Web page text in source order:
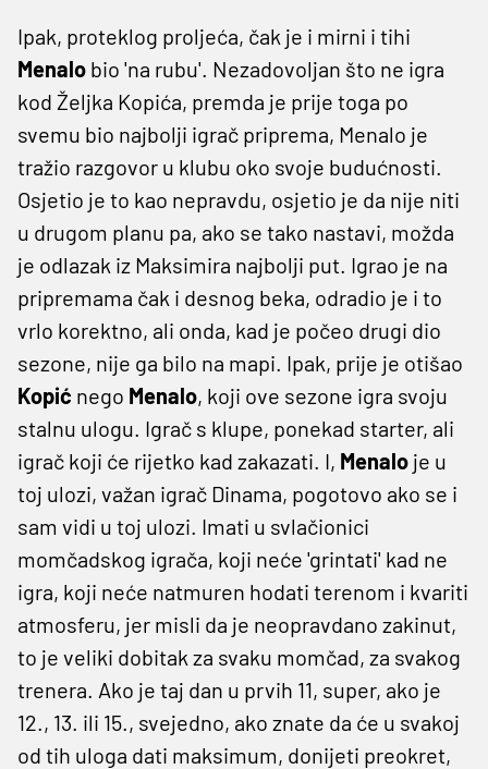
Ipak, proteklog proljeća, čak je i mirni i tihi
Menalo bio 'na rubu'. Nezadovoljan što ne igra
kod Željka Kopića, premda je prije toga po
svemu bio najbolji igrač priprema, Menalo je
tražio razgovor u klubu oko svoje budućnosti.
Osjetio je to kao nepravdu, osjetio je da nije niti
u drugom planu pa, ako se tako nastavi, možda
je odlazak iz Maksimira najbolji put. Igrao je na
pripremama čak i desnog beka, odradio je i to
vrlo korektno, ali onda, kad je počeo drugi dio
sezone, nije ga bilo na mapi. Ipak, prije je otišao
Kopić nego Menalo, koji ove sezone igra svoju
stalnu ulogu. Igrač s klupe, ponekad starter, ali
igrač koji će rijetko kad zakazati. I, Menalo je u
toj ulozi, važan igrač Dinama, pogotovo ako se i
sam vidi u toj ulozi. Imati u svlačionici
momčadskog igrača, koji neće 'grintati' kad ne
igra, koji neće natmuren hodati terenom i kvariti
atmosferu, jer misli da je neopravdano zakinut,
to je veliki dobitak za svaku momčad, za svakog
trenera. Ako je taj dan u prvih 11, super, ako je
12., 13. ili 15., svejedno, ako znate da će u svakoj
od tih uloga dati maksimum, donijeti preokret,